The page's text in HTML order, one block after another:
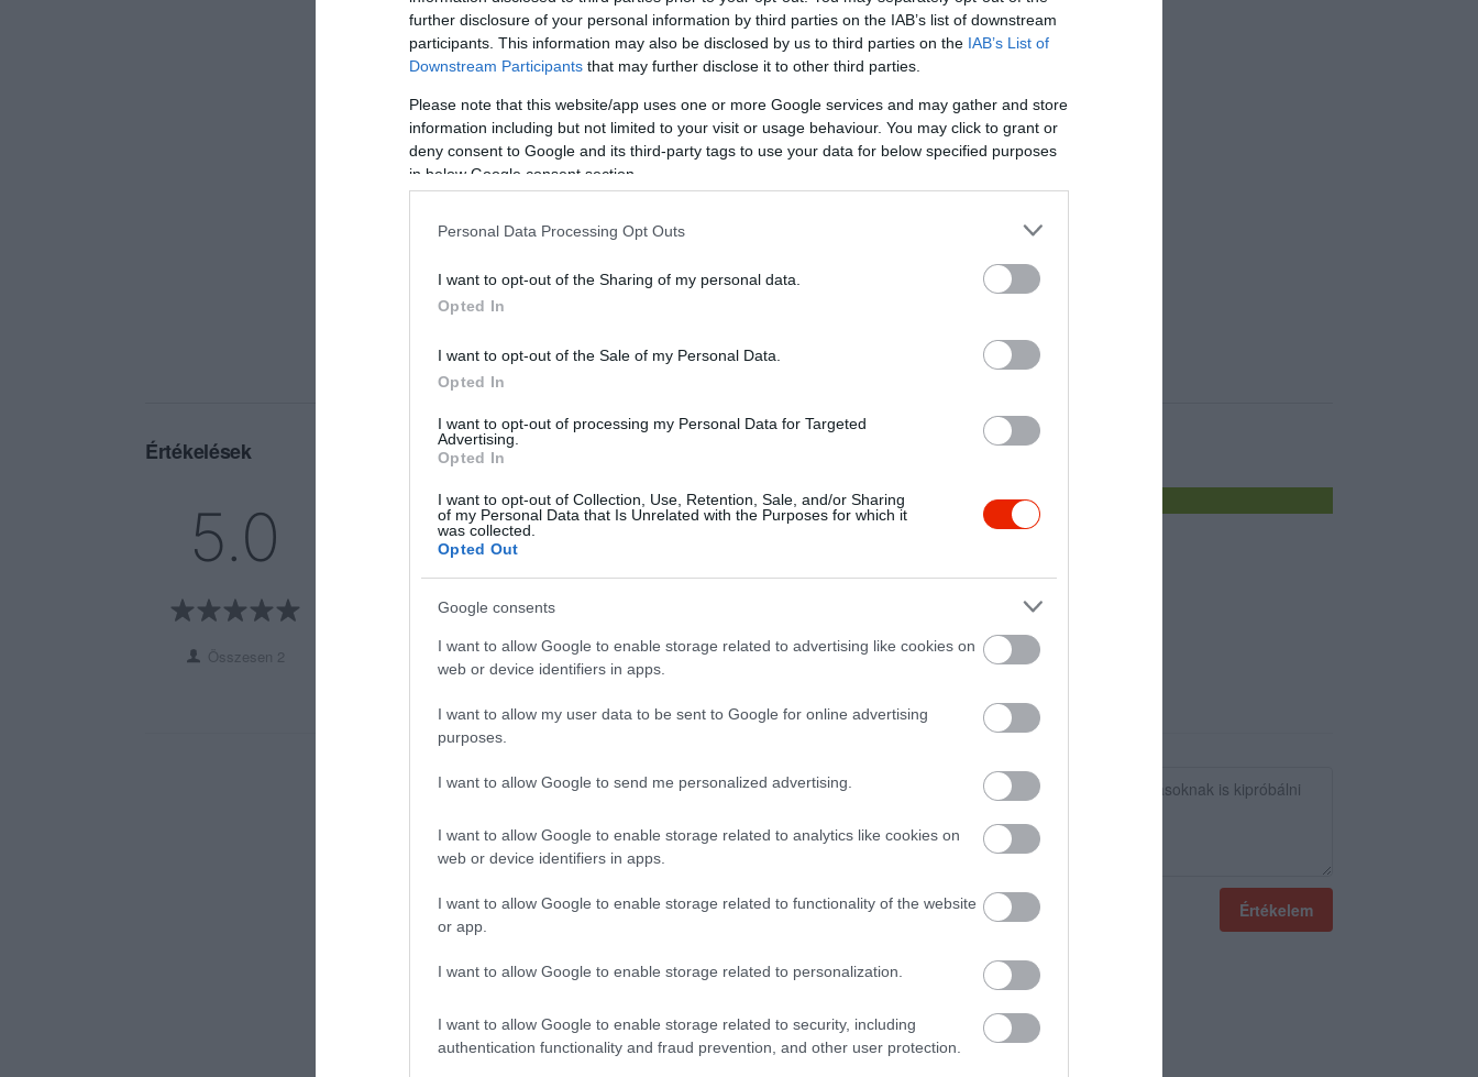
further disclosure of your personal information by third parties on the IAB’s list of downstream
participants. This information may also be disclosed by us to third parties on the IAB’s List of
Downstream Participants that may further disclose it to other third parties.
Please note that this website/app uses one or more Google services and may gather and store
information including but not limited to your visit or usage behaviour. You may click to grant or
deny consent to Google and its third-party tags to use your data for below specified purposes
in below Google consent section.
Personal Data Processing Opt Outs
I want to opt-out of the Sharing of my personal data.
Opted In
I want to opt-out of the Sale of my Personal Data.
Opted In
I want to opt-out of processing my Personal Data for Targeted
Advertising.
Opted In
I want to opt-out of Collection, Use, Retention, Sale, and/or Sharing
of my Personal Data that Is Unrelated with the Purposes for which it
was collected.
Opted Out
Google consents
I want to allow Google to enable storage related to advertising like cookies on
web or device identifiers in apps.
I want to allow my user data to be sent to Google for online advertising
purposes.
I want to allow Google to send me personalized advertising.
I want to allow Google to enable storage related to analytics like cookies on
web or device identifiers in apps.
I want to allow Google to enable storage related to functionality of the website
or app.
I want to allow Google to enable storage related to personalization.
I want to allow Google to enable storage related to security, including
authentication functionality and fraud prevention, and other user protection.
Értékelések
5.0
Összesen 2
Értékelem